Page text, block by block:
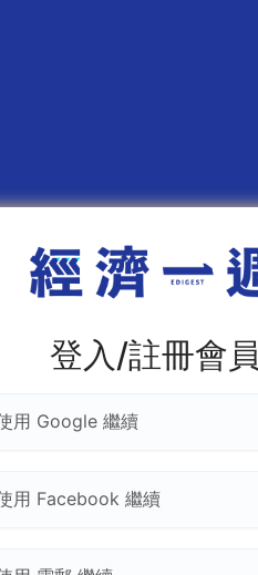
登入/註冊會員
用 Google 繼續
用 Facebook 繼續